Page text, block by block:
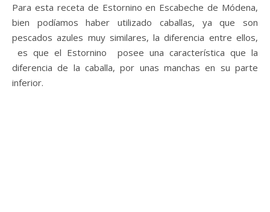
Para esta receta de Estornino en Escabeche de Módena,
bien podíamos haber utilizado caballas, ya que son
pescados azules muy similares, la diferencia entre ellos,
es que el Estornino posee una característica que la
diferencia de la caballa, por unas manchas en su parte
inferior.